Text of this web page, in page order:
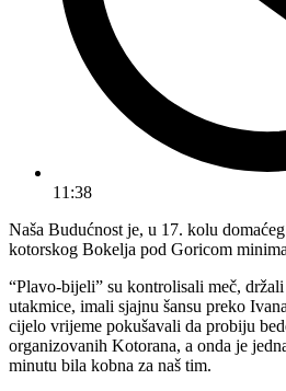
11:38
Naša Budućnost je, u 17. kolu
kotorskog Bokelja pod Goricom
“Plavo-bijeli” su kontrolisali meč,
utakmice, imali sjajnu šansu preko
cijelo vrijeme pokušavali da probiju
organizovanih Kotorana, a onda je
minutu bila kobna za naš tim.